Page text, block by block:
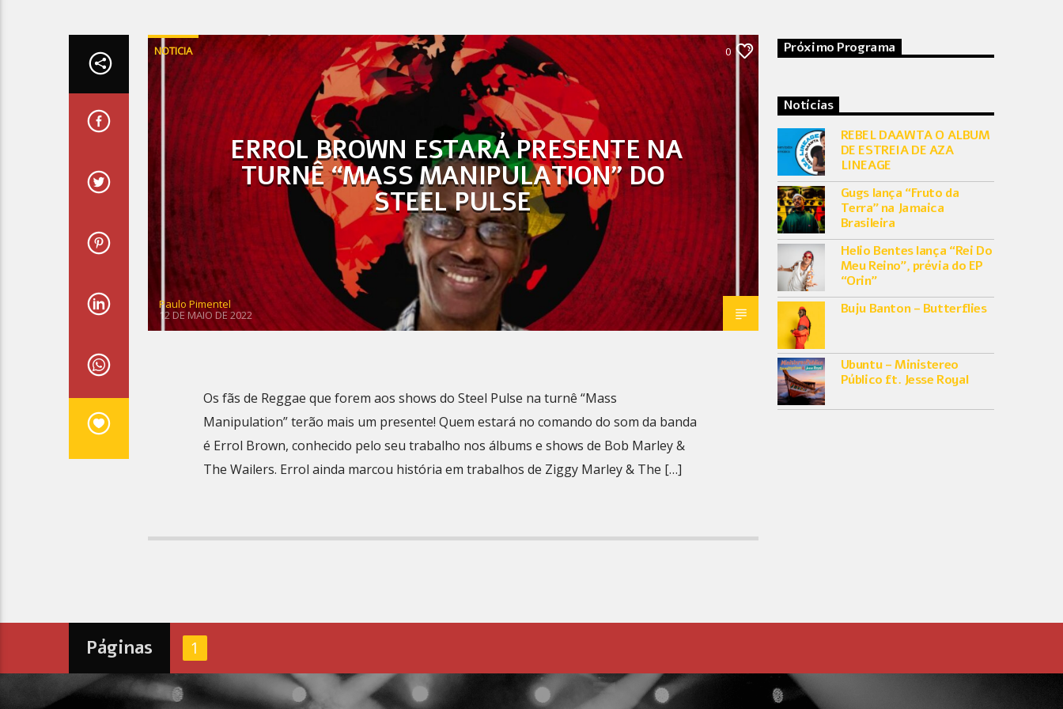
NOTICIA 0
ERROL BROWN ESTARÁ PRESENTE NA
TURNÊ “MASS MANIPULATION” DO
STEEL PULSE
Paulo Pimentel
12 DE MAIO DE 2022
Os fãs de Reggae que forem aos shows do Steel Pulse na turnê “Mass
Manipulation” terão mais um presente! Quem estará no comando do som da banda
é Errol Brown, conhecido pelo seu trabalho nos álbums e shows de Bob Marley &
The Wailers. Errol ainda marcou história em trabalhos de Ziggy Marley & The […]
Próximo Programa
Notícias
REBEL DAAWTA O ALBUM
DE ESTREIA DE AZA
LINEAGE
Gugs lança “Fruto da
Terra” na Jamaica
Brasileira
Helio Bentes lança “Rei Do
Meu Reino”, prévia do EP
“Orin”
Buju Banton – Butterflies
Ubuntu – Ministereo
Público ft. Jesse Royal
Páginas 1